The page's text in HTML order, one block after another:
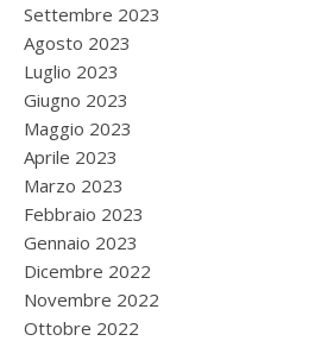
Settembre 2023
Agosto 2023
Luglio 2023
Giugno 2023
Maggio 2023
Aprile 2023
Marzo 2023
Febbraio 2023
Gennaio 2023
Dicembre 2022
Novembre 2022
Ottobre 2022